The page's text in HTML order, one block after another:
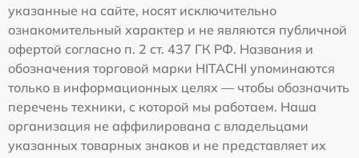
указанные на сайте, носят исключительно
ознакомительный характер и не являются публичной
офертой согласно п. 2 ст. 437 ГК РФ. Названия и
обозначения торговой марки HITACHI упоминаются
только в информационных целях — чтобы обозначить
перечень техники, с которой мы работаем. Наша
организация не аффилирована с владельцами
указанных товарных знаков и не представляет их